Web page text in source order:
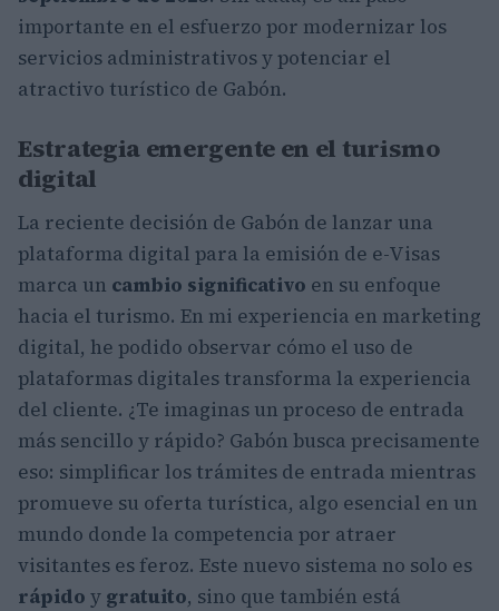
importante en el esfuerzo por modernizar los
servicios administrativos y potenciar el
atractivo turístico de Gabón.
Estrategia emergente en el turismo
digital
La reciente decisión de Gabón de lanzar una
plataforma digital para la emisión de e-Visas
marca un cambio significativo en su enfoque
hacia el turismo. En mi experiencia en marketing
digital, he podido observar cómo el uso de
plataformas digitales transforma la experiencia
del cliente. ¿Te imaginas un proceso de entrada
más sencillo y rápido? Gabón busca precisamente
eso: simplificar los trámites de entrada mientras
promueve su oferta turística, algo esencial en un
mundo donde la competencia por atraer
visitantes es feroz. Este nuevo sistema no solo es
rápido y gratuito, sino que también está